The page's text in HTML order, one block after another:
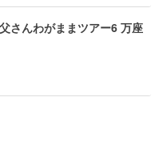
さんわがままツアー6 万座